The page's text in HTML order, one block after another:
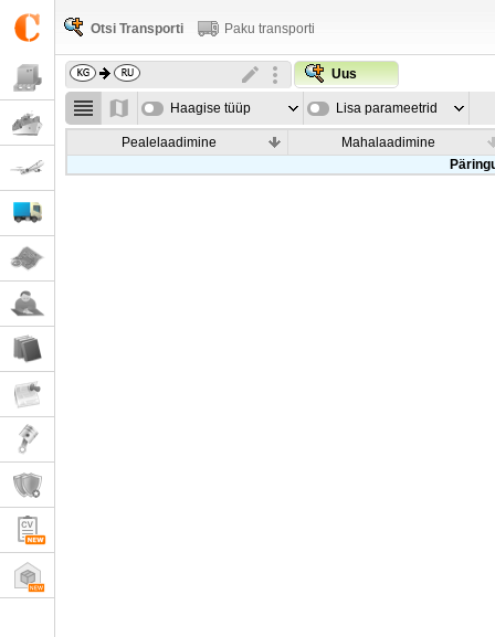
Otsi Transporti Paku transporti
Uus
Haagise tüüp Lisa parameetrid
Pealelaadimine
Mahalaadimine